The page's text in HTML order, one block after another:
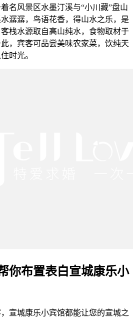
名风景区水墨汀溪与“小川藏”盘山
潺潺，鸟语花香，得山水之乐，是
栈水源取自高山纯水，食物取材于
，宾客可品尝美味农家菜，饮纯天
时光。
你布置表白宣城康乐小
宣城康乐小宾馆都能让您的宣城之